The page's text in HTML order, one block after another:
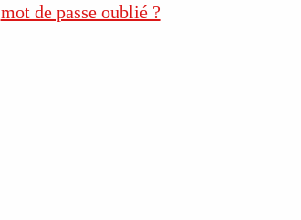
mot de passe oublié ?